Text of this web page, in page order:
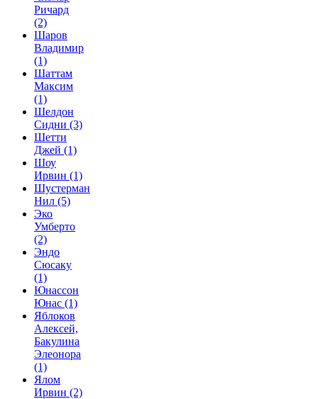
Ричард
(2)
Шаров
Владимир
(1)
Шаттам
Максим
(1)
Шелдон
Сидни (3)
Шетти
Джей (1)
Шоу
Ирвин (1)
Шустерман
Нил (5)
Эко
Умберто
(2)
Эндо
Сюсаку
(1)
Юнассон
Юнас (1)
Яблоков
Алексей,
Бакулина
Элеонора
(1)
Ялом
Ирвин (2)